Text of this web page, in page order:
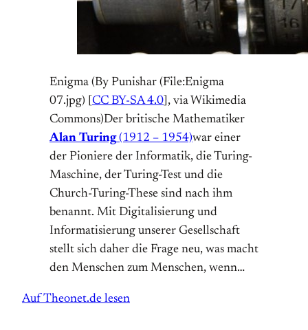
Enigma (By Punishar (File:Enigma
07.jpg) [ CC BY-SA 4.0 ], via Wikimedia
Commons)Der britische Mathematiker
Alan Turing(1912 – 1954)war einer
der Pioniere der Informatik, die Turing-
Maschine, der Turing-Test und die
Church-Turing-These sind nach ihm
benannt. Mit Digitalisierung und
Informatisierung unserer Gesellschaft
stellt sich daher die Frage neu, was macht
den Menschen zum Menschen, wenn…
Auf Theonet.de lesen